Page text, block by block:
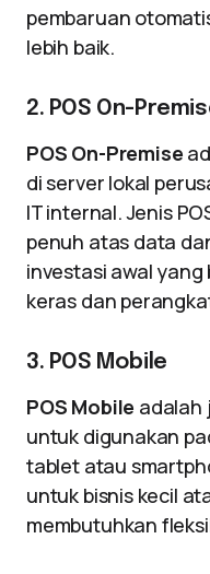
pembaruan
lebih baik.
2. POS On-
POS On-Premise
di server lokal
IT internal. Jenis
penuh atas data
investasi awal
keras dan
3. POS Mobile
POS Mobile adalah
untuk digunakan
tablet atau
untuk bisnis kecil
membutuhkan